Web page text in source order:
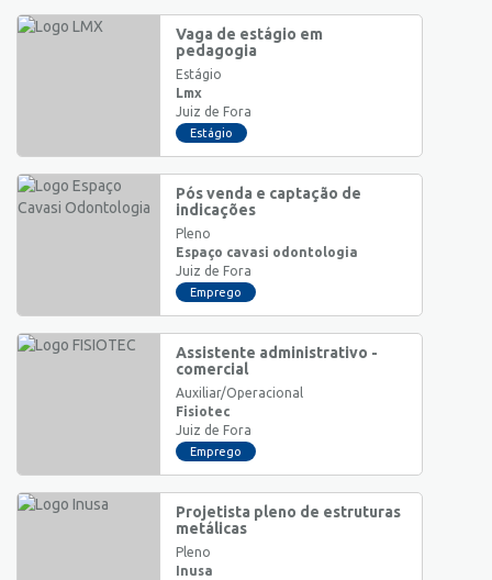
Vaga de estágio em
pedagogia
Estágio
Lmx
Juiz de Fora
Estágio
Pós venda e captação de
indicações
Pleno
Espaço cavasi odontologia
Juiz de Fora
Emprego
Assistente administrativo -
comercial
Auxiliar/Operacional
Fisiotec
Juiz de Fora
Emprego
Projetista pleno de estruturas
metálicas
Pleno
Inusa